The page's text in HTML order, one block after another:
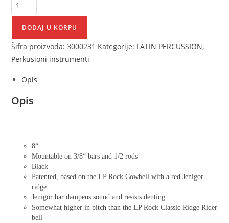
DODAJ U KORPU
Šifra proizvoda:3000231 Kategorije: LATIN PERCUSSION,
Perkusioni instrumenti
Opis
Opis
8“
Mountable on 3/8“ bars and 1/2 rods
Black
Patented, based on the LP Rock Cowbell with a red Jenigor
ridge
Jenigor bar dampens sound and resists denting
Somewhat higher in pitch than the LP Rock Classic Ridge Rider
bell